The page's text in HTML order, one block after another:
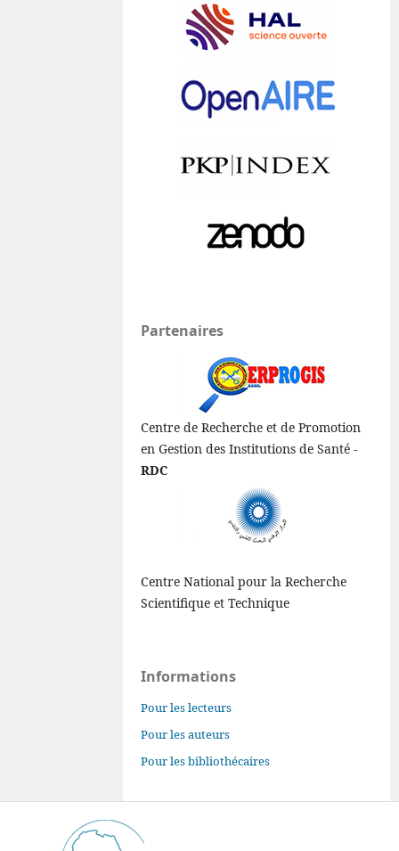
Partenaires
Centre de Recherche et de Promotion
en Gestion des Institutions de Santé -
RDC
Centre National pour la Recherche
Scientifique et Technique
Informations
Pour les lecteurs
Pour les auteurs
Pour les bibliothécaires